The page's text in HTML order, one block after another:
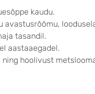
kaudu.
avastusrõõmu,
tasandil.
aastaaegadel.
hoolivust